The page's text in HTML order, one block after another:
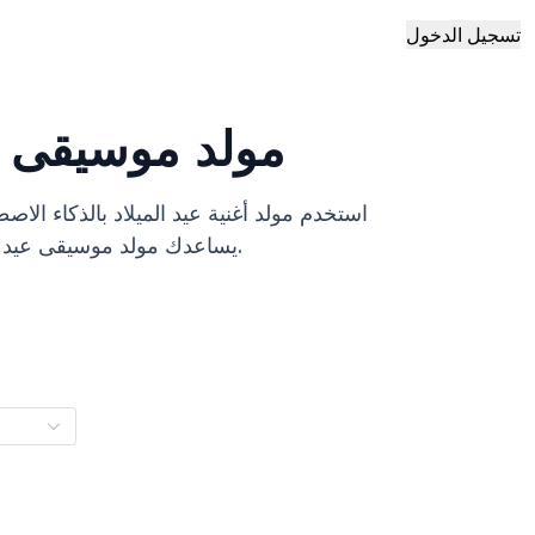
تسجيل الدخول
مولد موسيقى
استخدم مولد أغنية عيد الميلاد بالذكاء
يساعدك مولد موسيقى عيد الميلاد هذا في إنشاء أغاني عيد الميلاد المبهجة بسهولة باستخدام الذكاء الاصطناعي.